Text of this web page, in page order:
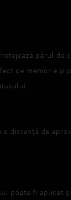
părul de
de memorie și
distanță de
poate fi aplicat